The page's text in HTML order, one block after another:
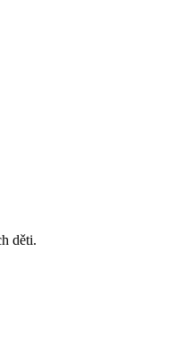
děti.